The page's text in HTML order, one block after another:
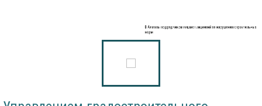
В Алматы подрядчиков лишают лицензий за нарушения строительных
норм